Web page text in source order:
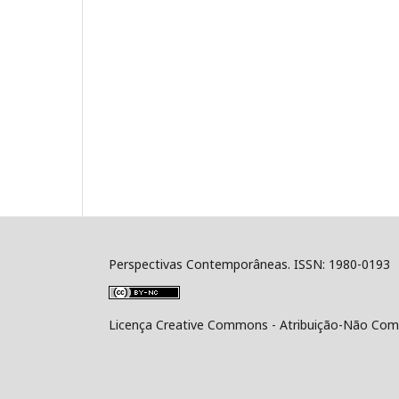
Perspectivas Contemporâneas. ISSN: 1980-0193
Licença Creative Commons - Atribuição-Não